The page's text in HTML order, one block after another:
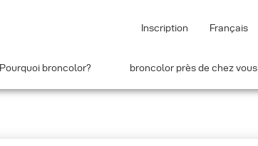
Inscription Français
Pourquoi broncolor? broncolor près de chez vous